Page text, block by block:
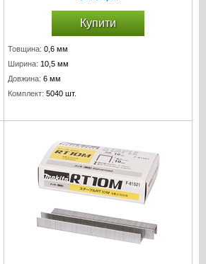
Купити
Товщина: 0,6 мм
Ширина: 10,5 мм
Довжина: 6 мм
Комплект: 5040 шт.